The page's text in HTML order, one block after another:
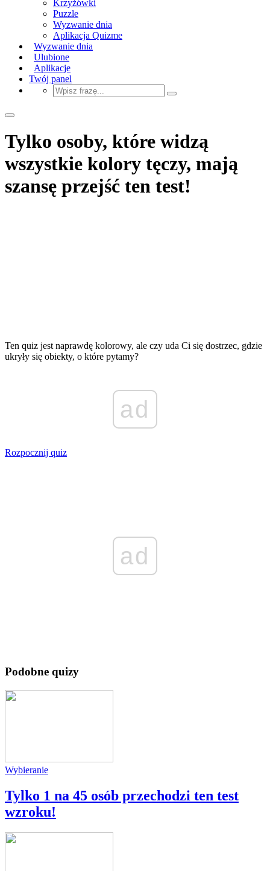
Krzyżówki
Puzzle
Wyzwanie dnia
Aplikacja Quizme
Wyzwanie dnia
Ulubione
Aplikacje
Twój panel
Tylko osoby, które widzą
wszystkie kolory tęczy, mają
szansę przejść ten test!
Ten quiz jest naprawdę kolorowy, ale czy uda Ci się dostrzec, gdzie
ukryły się obiekty, o które pytamy?
ad
Rozpocznij quiz
ad
Podobne quizy
Wybieranie
Tylko 1 na 45 osób przechodzi ten test
wzroku!